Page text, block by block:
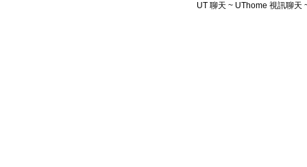
UT 聊天 ~ UThome 視訊聊天